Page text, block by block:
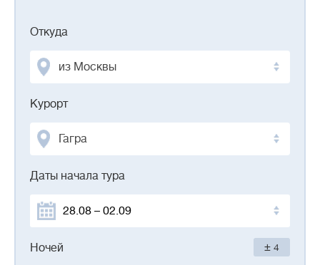
Откуда
из Москвы
Курорт
Гагра
Даты начала тура
Ночей ± 4